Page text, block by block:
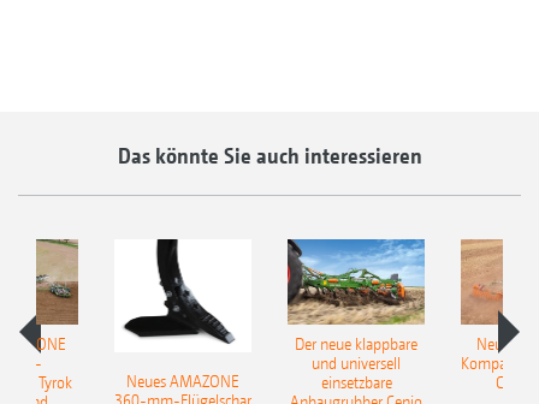
Das könnte Sie auch interessieren
Tyrok
Neues AMAZONE
Der neue klappbare
und universell
einsetzbare
Neue